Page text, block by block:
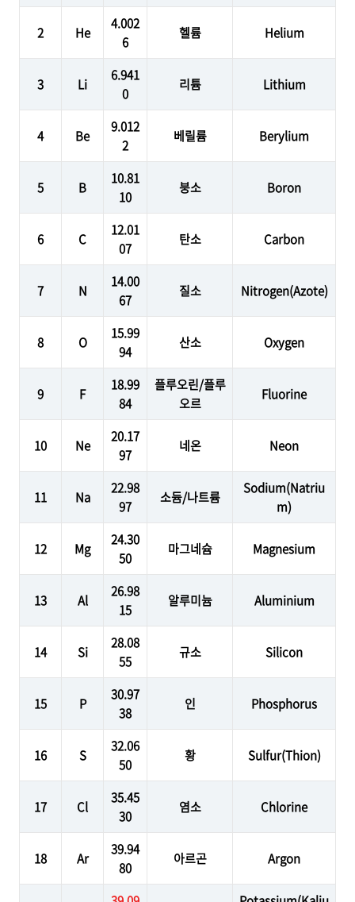
2 He
4.002
6
헬륨 Helium
3 Li
6.941
0
리튬 Lithium
4 Be
9.012
2
베릴륨 Berylium
5 B
10.81
10
붕소 Boron
6 C
12.01
07
탄소 Carbon
7 N
14.00
67
질소 Nitrogen(Azote)
8 O
15.99
94
산소 Oxygen
9 F
18.99
84
플루오린/플루
오르
Fluorine
10 Ne
20.17
97
네온 Neon
11 Na
22.98
97
소듐/나트륨
Sodium(Natriu
m)
12 Mg
24.30
50
마그네슘 Magnesium
13 Al
26.98
15
알루미늄 Aluminium
14 Si
28.08
55
규소 Silicon
15 P
30.97
38
인 Phosphorus
16 S
32.06
50
황 Sulfur(Thion)
17 Cl
35.45
30
염소 Chlorine
18 Ar
39.94
80
아르곤 Argon